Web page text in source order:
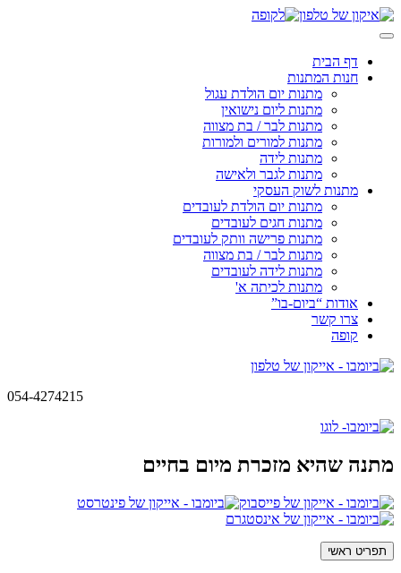
Skip
to
דף הבית
חנות המתנות
מתנות יום הולדת עגול
מתנות ליום נישואין
מתנות לבר / בת מצווה
מתנות למורים ולמורות
מתנות לידה
מתנות לגבר ולאישה
מתנות לשוק העסקי
מתנות יום הולדת לעובדים
מתנות חגים לעובדים
מתנות פרישה וותק לעובדים
מתנות לבר / בת מצווה
מתנות לידה לעובדים
מתנות לכיתה א'
אודות “ביום-בו”
צרו קשר
קופה
054-4274215
מתנה שהיא מזכרת מיום בחיים
תפריט ראשי